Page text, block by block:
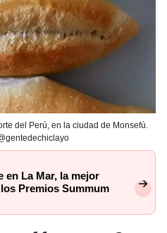
del Perú, en la ciudad de Monsefú.
en La Mar, la mejor
Premios Summum